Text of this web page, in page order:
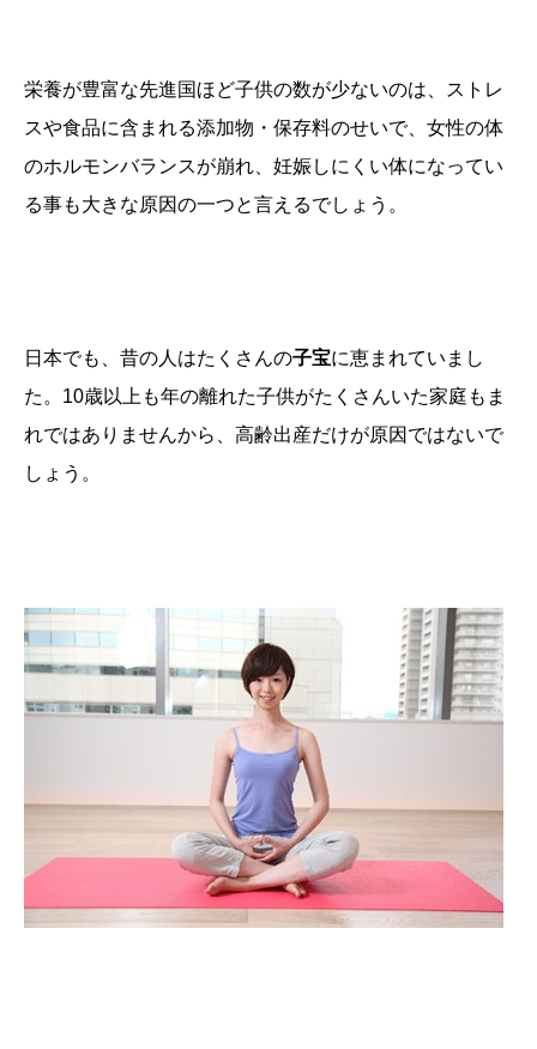
栄養が豊富な先進国ほど子供の数が少ないのは、ストレ
スや食品に含まれる添加物・保存料のせいで、女性の体
のホルモンバランスが崩れ、妊娠しにくい体になってい
る事も大きな原因の一つと言えるでしょう。
日本でも、昔の人はたくさんの子宝に恵まれていまし
た。10歳以上も年の離れた子供がたくさんいた家庭もま
れではありませんから、高齢出産だけが原因ではないで
しょう。